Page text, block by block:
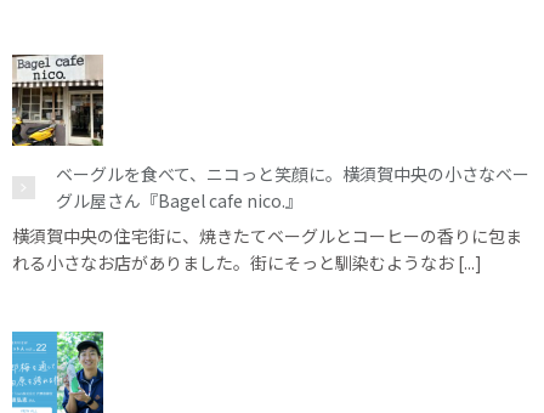
ベーグルを食べて、ニコっと笑顔に。横須賀中央の小さなベー
グル屋さん『Bagel cafe nico.』
横須賀中央の住宅街に、焼きたてベーグルとコーヒーの香りに包ま
れる小さなお店がありました。街にそっと馴染むようなお [...]